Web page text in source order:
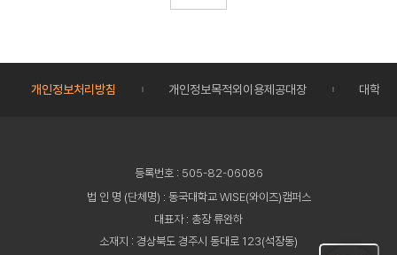
개인정보처리방침 개인정보목적외이용제공대장 대학정
등록번호 : 505-82-06086
법 인 명 (단체명) : 동국대학교 WISE(와이즈)캠퍼스
대표자 : 총장 류완하
소재지 : 경상북도 경주시 동대로 123(석장동)